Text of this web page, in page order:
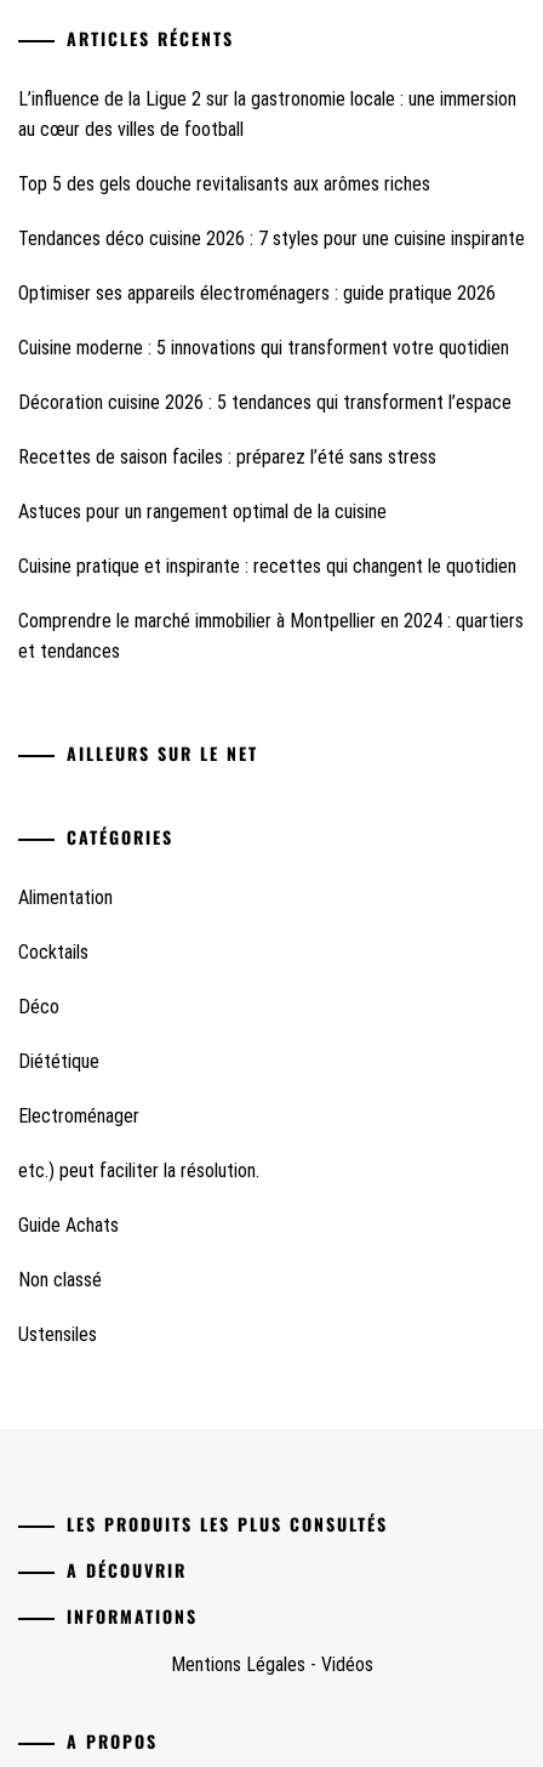
ARTICLES RÉCENTS
L’influence de la Ligue 2 sur la gastronomie locale : une immersion
au cœur des villes de football
Top 5 des gels douche revitalisants aux arômes riches
Tendances déco cuisine 2026 : 7 styles pour une cuisine inspirante
Optimiser ses appareils électroménagers : guide pratique 2026
Cuisine moderne : 5 innovations qui transforment votre quotidien
Décoration cuisine 2026 : 5 tendances qui transforment l’espace
Recettes de saison faciles : préparez l’été sans stress
Astuces pour un rangement optimal de la cuisine
Cuisine pratique et inspirante : recettes qui changent le quotidien
Comprendre le marché immobilier à Montpellier en 2024 : quartiers
et tendances
AILLEURS SUR LE NET
CATÉGORIES
Alimentation
Cocktails
Déco
Diététique
Electroménager
etc.) peut faciliter la résolution.
Guide Achats
Non classé
Ustensiles
LES PRODUITS LES PLUS CONSULTÉS
A DÉCOUVRIR
INFORMATIONS
Mentions Légales - Vidéos
A PROPOS